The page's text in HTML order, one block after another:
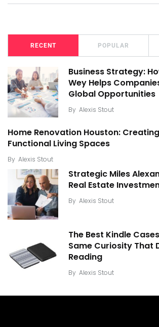
RECENT POPULAR
Business Strategy:
Wey Helps
Global Opportunities
By Alexis Stout
Home Renovation Houston:
Functional Living Spaces
By Alexis Stout
Strategic Miles
Real Estate
By Alexis Stout
The Best Kindle
Same Curiosity That
Reading
By Alexis Stout